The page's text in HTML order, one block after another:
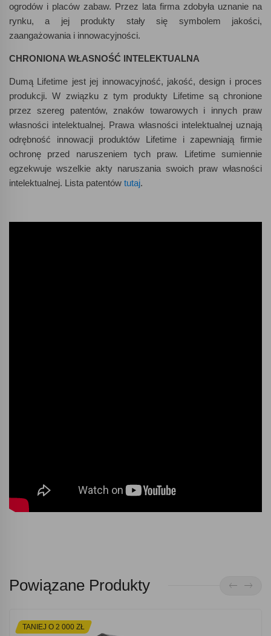
ogrodów i placów zabaw. Przez lata firma zdobyła uznanie na
rynku, a jej produkty stały się symbolem jakości,
zaangażowania i innowacyjności.
CHRONIONA WŁASNOŚĆ INTELEKTUALNA
Dumą Lifetime jest jej innowacyjność, jakość, design i proces
produkcji. W związku z tym produkty Lifetime są chronione
przez szereg patentów, znaków towarowych i innych praw
własności intelektualnej. Prawa własności intelektualnej uznają
odrębność innowacji produktów Lifetime i zapewniają firmie
ochronę przed naruszeniem tych praw. Lifetime sumiennie
egzekwuje wszelkie akty naruszania swoich praw własności
intelektualnej. Lista patentów tutaj.
Powiązane Produkty
TANIEJ O 2 000 ZŁ